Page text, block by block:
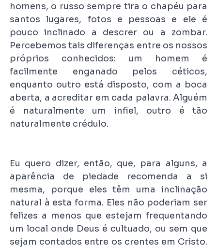
homens, o russo sempre tira o chapéu para
santos lugares, fotos e pessoas e ele é
pouco inclinado a descrer ou a zombar.
Percebemos tais diferenças entre os nossos
próprios conhecidos: um homem é
facilmente enganado pelos céticos,
enquanto outro está disposto, com a boca
aberta, a acreditar em cada palavra. Alguém
é naturalmente um infiel, outro é tão
naturalmente crédulo.
Eu quero dizer, então, que, para alguns, a
aparência de piedade recomenda a si
mesma, porque eles têm uma inclinação
natural à esta forma. Eles não poderiam ser
felizes a menos que estejam frequentando
um local onde Deus é cultuado, ou sem que
sejam contados entre os crentes em Cristo.